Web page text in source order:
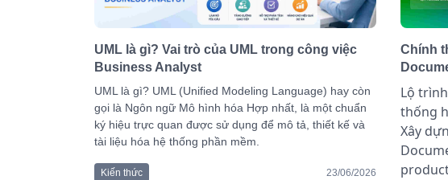
UML là gì? Vai trò của UML trong công việc
Business Analyst
UML là gì? UML (Unified Modeling Language) hay còn
gọi là Ngôn ngữ Mô hình hóa Hợp nhất, là một chuẩn
ký hiệu trực quan được sử dụng để mô tả, thiết kế và
tài liệu hóa hệ thống phần mềm.
Kiến thức 23/06/2026
Chính
Lộ
thống
Xây